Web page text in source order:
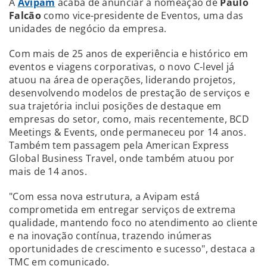
Falcãocomo vice-presidente de Eventos, uma das
unidades de negócio da empresa.
Com mais de 25 anos de experiência e histórico em
eventos e viagens corporativas, o novo C-level já
atuou na área de operações, liderando projetos,
desenvolvendo modelos de prestação de serviços e
sua trajetória inclui posições de destaque em
empresas do setor, como, mais recentemente, BCD
Meetings & Events, onde permaneceu por 14 anos.
Também tem passagem pela American Express
Global Business Travel, onde também atuou por
mais de 14 anos.
"Com essa nova estrutura, a Avipam está
comprometida em entregar serviços de extrema
qualidade, mantendo foco no atendimento ao cliente
e na inovação contínua, trazendo inúmeras
oportunidades de crescimento e sucesso", destaca a
TMC em comunicado.